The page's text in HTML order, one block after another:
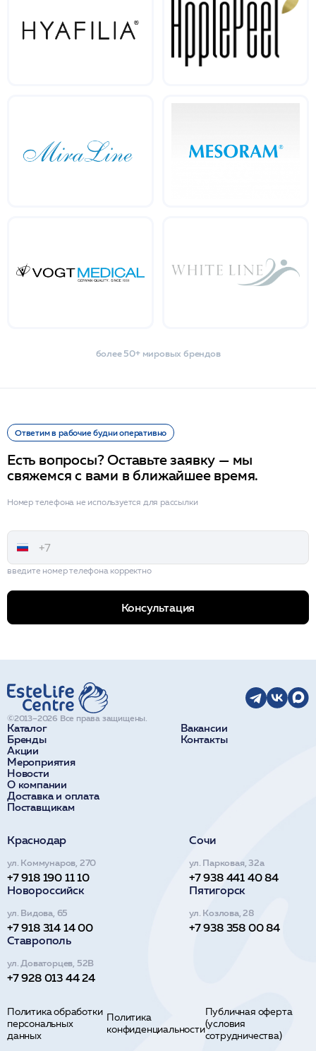
более 50+ мировых брендов
Ответим в рабочие будни оперативно
Есть вопросы? Оставьте заявку — мы
свяжемся с вами в ближайшее время.
Номер телефона не используется для рассылки
введите номер телефона корректно
Консультация
Каталог
Бренды
Акции
Мероприятия
Новости
О компании
Доставка и оплата
Поставщикам
Вакансии
Контакты
©2013–2026 Все права защищены.
Краснодар
ул. Коммунаров, 270
+7 918 190 11 10
Сочи
ул. Парковая, 32а
+7 938 441 40 84
Новороссийск
ул. Видова, 65
+7 918 314 14 00
Пятигорск
ул. Козлова, 28
+7 938 358 00 84
Ставрополь
ул. Доваторцев, 52В
+7 928 013 44 24
Политика обработки
персональных
данных
Политика
конфиденциальности
Публичная оферта
(условия
сотрудничества)